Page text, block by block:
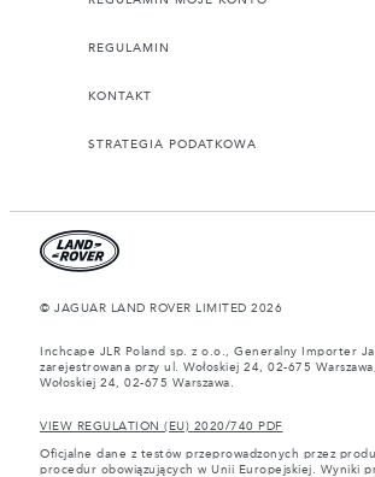
REGULAMIN
KONTAKT
STRATEGIA PODATKOWA
© JAGUAR LAND ROVER LIMITED 2026
Inchcape JLR Poland sp. z o.o., Generalny Importer
zarejestrowana przy ul. Wołoskiej 24, 02-675
Wołoskiej 24, 02-675 Warszawa.
VIEW REGULATION (EU) 2020/740 PDF
Oficjalne dane z testów przeprowadzonych przez
procedur obowiązujących w Unii Europejskiej. Wyniki